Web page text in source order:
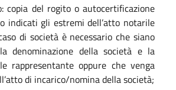
copia del rogito o autocertificazione
indicati gli estremi dell’atto notarile
di società è necessario che siano
denominazione della società e la
rappresentante oppure che venga
di incarico/nomina della società;